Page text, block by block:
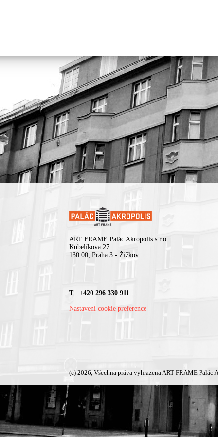
ART FRAME Palác Akropolis s.r.o.
Kubelíkova 27
130 00, Praha 3 - Žižkov
T +420 296 330 911
Nastavení cookie preference
(c) 2026, Všechna práva vyhrazena ART FRAME Palác